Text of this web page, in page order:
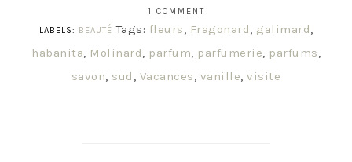
1 COMMENT
LABELS:
BEAUTÉ Tags: fleurs, Fragonard, galimard,
habanita, Molinard, parfum, parfumerie, parfums,
savon, sud , Vacances, vanille,visite